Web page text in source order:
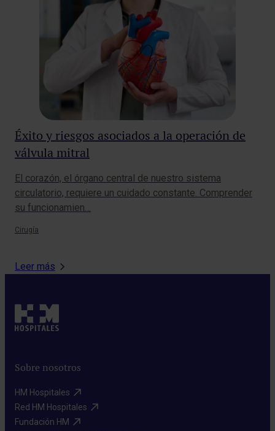
Éxito y riesgos asociados a la operación de
válvula mitral
El corazón, el órgano central de nuestro sistema
circulatorio, requiere un cuidado constante. Comprender
su funcionamien…
Cirugía
Leer más
Sobre nosotros
HM Hospitales​
Red HM Hospitales​
Fundación HM​